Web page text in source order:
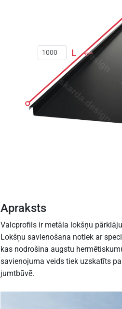
L
Apraksts
Valcprofils ir metāla lokšņu
Lokšņu savienošana notiek ar
kas nodrošina augstu
savienojuma veids tiek uzskatīts
jumtbūvē.